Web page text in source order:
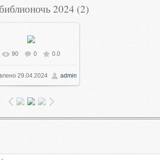
2024 (2)
В реальном размере
1000x750/ 175.7Kb
90 0 0.0
29.04.2024 admin